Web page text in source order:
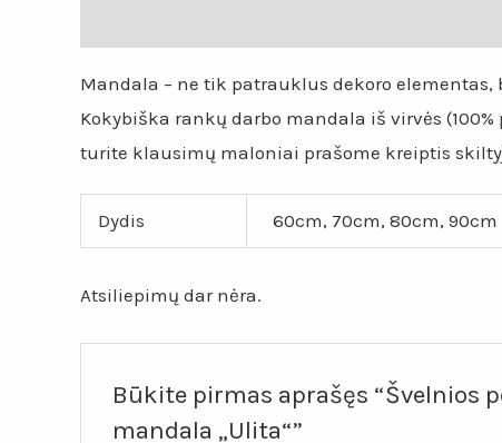
Mandala – ne tik patrauklus dekoro elementas,
Kokybiška rankų darbo mandala iš virvės
turite klausimų maloniai prašome kreiptis
Dydis 60cm, 70cm, 80cm, 90cm
Atsiliepimų dar nėra.
Būkite pirmas aprašęs “Švelnios
mandala „Ulita“”